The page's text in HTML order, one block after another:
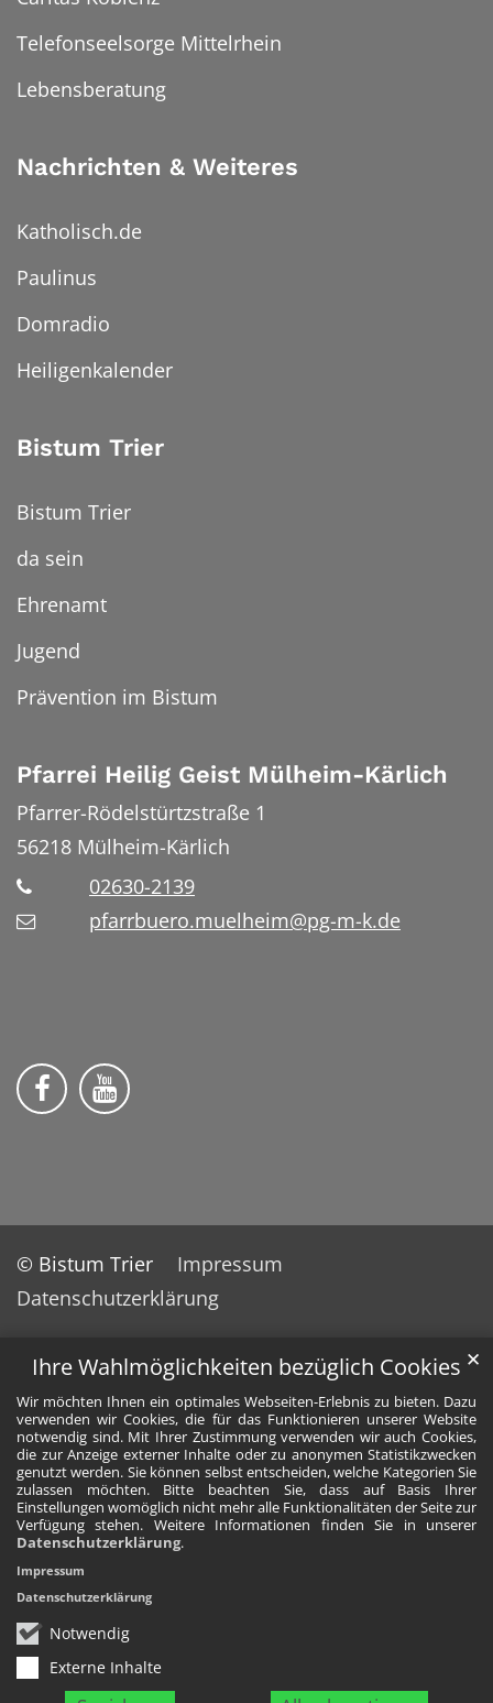
Ihre Wahlmöglichkeiten bezüglich Cookies
Wir möchten Ihnen ein optimales Webseiten-Erlebnis zu bieten. Dazu
verwenden wir Cookies, die für das Funktionieren unserer Website
notwendig sind. Mit Ihrer Zustimmung verwenden wir auch Cookies,
die zur Anzeige externer Inhalte oder zu anonymen Statistikzwecken
genutzt werden. Sie können selbst entscheiden, welche Kategorien Sie
zulassen möchten. Bitte beachten Sie, dass auf Basis Ihrer
Einstellungen womöglich nicht mehr alle Funktionalitäten der Seite zur
Verfügung stehen. Weitere Informationen finden Sie in unserer
Datenschutzerklärung.
Notwendig
Externe Inhalte
✕
Impressum
Datenschutzerklärung
Telefonseelsorge Mittelrhein
Lebensberatung
Nachrichten & Weiteres
Katholisch.de
Paulinus
Domradio
Heiligenkalender
Bistum Trier
Bistum Trier
da sein
Ehrenamt
Jugend
Prävention im Bistum
Pfarrei Heilig Geist Mülheim-Kärlich
Pfarrer-Rödelstürtzstraße 1
56218 Mülheim-Kärlich
02630-2139
pfarrbuero.muelheim@pg-m-k.de
Wir auf Facebook
Wir auf YouTube
© Bistum Trier
Impressum
Datenschutzerklärung